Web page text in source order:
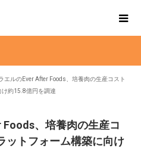
エルのEver After Foods、培養肉の生産コスト
約15.8億円を調達
、培養肉の生産コ
ットフォーム構築に向け